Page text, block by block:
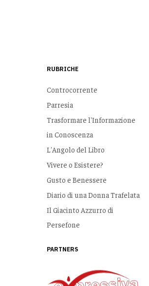
RUBRICHE
Controcorrente
Parresia
Trasformare l'Informazione
in Conoscenza
L'Angolo del Libro
Vivere o Esistere?
Gusto e Benessere
Diario di una Donna Trafelata
Il Giacinto Azzurro di
Persefone
PARTNERS